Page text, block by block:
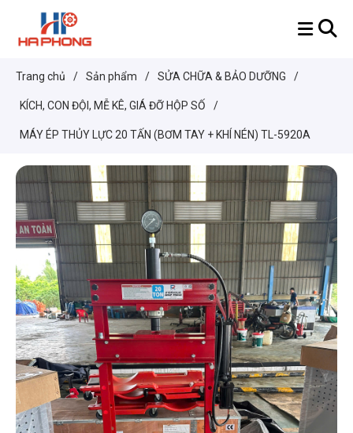
Trang chủ / Sản phẩm / SỬA CHỮA & BẢO DƯỠNG /
KÍCH, CON ĐỘI, MỄ KÊ, GIÁ ĐỠ HỘP SỐ /
MÁY ÉP THỦY LỰC 20 TẤN (BƠM TAY + KHÍ NÉN) TL-5920A